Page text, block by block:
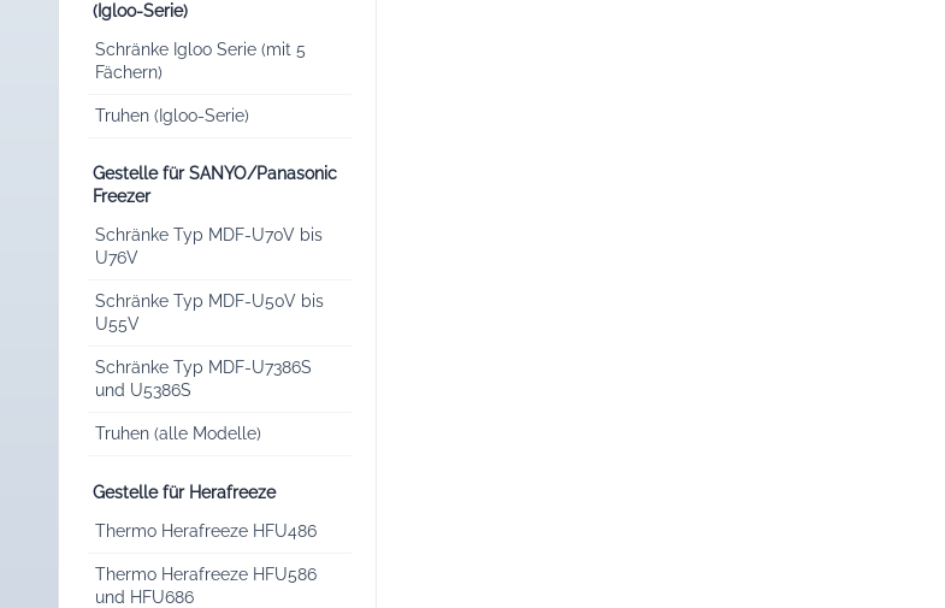
(Igloo-Serie)
Schränke Igloo Serie (mit 5
Fächern)
Truhen (Igloo-Serie)
Gestelle für SANYO/Panasonic
Freezer
Schränke Typ MDF-U70V bis
U76V
Schränke Typ MDF-U50V bis
U55V
Schränke Typ MDF-U7386S
und U5386S
Truhen (alle Modelle)
Gestelle für Herafreeze
Thermo Herafreeze HFU486
Thermo Herafreeze HFU586
und HFU686